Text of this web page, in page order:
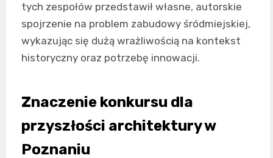
tych zespołów przedstawił własne, autorskie
spojrzenie na problem zabudowy śródmiejskiej,
wykazując się dużą wrażliwością na kontekst
historyczny oraz potrzebę innowacji.
Znaczenie konkursu dla
przyszłości architektury w
Poznaniu